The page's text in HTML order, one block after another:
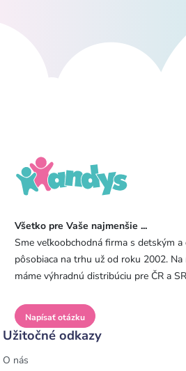
Všetko pre Vaše najmenšie ...
Sme veľkoobchodná firma s detským
pôsobiaca na trhu už od roku 2002.
máme výhradnú distribúciu pre ČR a
Napísať otázku
Užitočné odkazy
O nás